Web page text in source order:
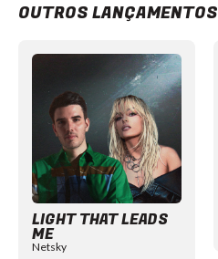
OUTROS LANÇAMENTOS
LIGHT THAT LEADS
ME
Netsky